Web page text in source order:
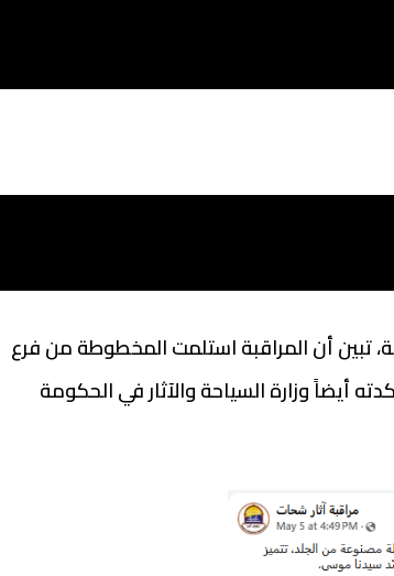
تبين أن المراقبة استلمت المخطوطة من فرع
وهو ما أكدته أيضاً وزارة السياحة والآثار في الحكومة